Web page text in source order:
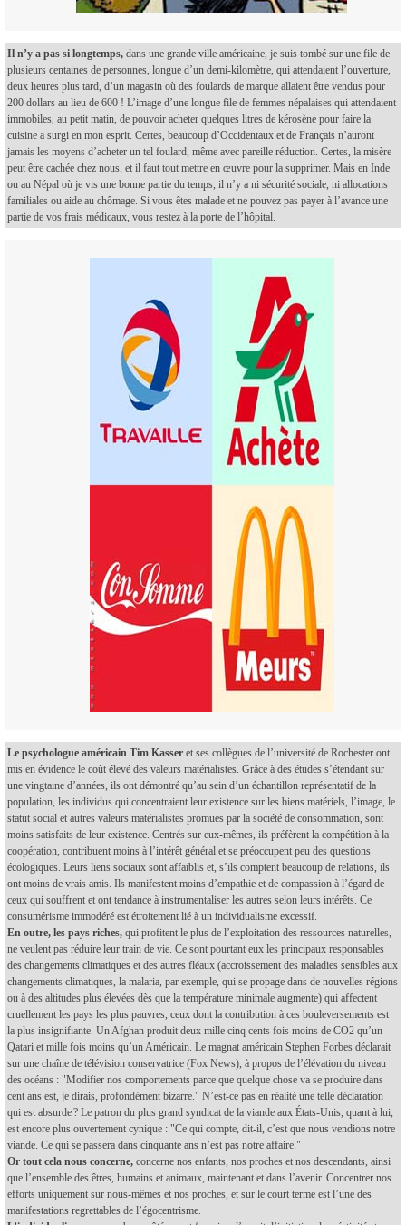
Il n’y a pas si longtemps, dans une grande ville américaine, je suis tombé sur une file de
plusieurs centaines de personnes, longue d’un demi-kilomètre, qui attendaient l’ouverture,
deux heures plus tard, d’un magasin où des foulards de marque allaient être vendus pour
200 dollars au lieu de 600 ! L’image d’une longue file de femmes népalaises qui attendaient
immobiles, au petit matin, de pouvoir acheter quelques litres de kérosène pour faire la
cuisine a surgi en mon esprit. Certes, beaucoup d’Occidentaux et de Français n’auront
jamais les moyens d’acheter un tel foulard, même avec pareille réduction. Certes, la misère
peut être cachée chez nous, et il faut tout mettre en œuvre pour la supprimer. Mais en Inde
ou au Népal où je vis une bonne partie du temps, il n’y a ni sécurité sociale, ni allocations
familiales ou aide au chômage. Si vous êtes malade et ne pouvez pas payer à l’avance une
partie de vos frais médicaux, vous restez à la porte de l’hôpital.
Le psychologue américain Tim Kasser et ses collègues de l’université de Rochester ont
mis en évidence le coût élevé des valeurs matérialistes. Grâce à des études s’étendant sur
une vingtaine d’années, ils ont démontré qu’au sein d’un échantillon représentatif de la
population, les individus qui concentraient leur existence sur les biens matériels, l’image, le
statut social et autres valeurs matérialistes promues par la société de consommation, sont
moins satisfaits de leur existence. Centrés sur eux-mêmes, ils préfèrent la compétition à la
coopération, contribuent moins à l’intérêt général et se préoccupent peu des questions
écologiques. Leurs liens sociaux sont affaiblis et, s’ils comptent beaucoup de relations, ils
ont moins de vrais amis. Ils manifestent moins d’empathie et de compassion à l’égard de
ceux qui souffrent et ont tendance à instrumentaliser les autres selon leurs intérêts. Ce
consumérisme immodéré est étroitement lié à un individualisme excessif.
En outre, les pays riches, qui profitent le plus de l’exploitation des ressources naturelles,
ne veulent pas réduire leur train de vie. Ce sont pourtant eux les principaux responsables
des changements climatiques et des autres fléaux (accroissement des maladies sensibles aux
changements climatiques, la malaria, par exemple, qui se propage dans de nouvelles régions
ou à des altitudes plus élevées dès que la température minimale augmente) qui affectent
cruellement les pays les plus pauvres, ceux dont la contribution à ces bouleversements est
la plus insignifiante. Un Afghan produit deux mille cinq cents fois moins de CO2 qu’un
Qatari et mille fois moins qu’un Américain. Le magnat américain Stephen Forbes déclarait
sur une chaîne de télévision conservatrice (Fox News), à propos de l’élévation du niveau
des océans : "Modifier nos comportements parce que quelque chose va se produire dans
cent ans est, je dirais, profondément bizarre." N’est-ce pas en réalité une telle déclaration
qui est absurde ? Le patron du plus grand syndicat de la viande aux États-Unis, quant à lui,
est encore plus ouvertement cynique : "Ce qui compte, dit-il, c’est que nous vendions notre
viande. Ce qui se passera dans cinquante ans n’est pas notre affaire."
Or tout cela nous concerne, concerne nos enfants, nos proches et nos descendants, ainsi
que l’ensemble des êtres, humains et animaux, maintenant et dans l’avenir. Concentrer nos
efforts uniquement sur nous-mêmes et nos proches, et sur le court terme est l’une des
manifestations regrettables de l’égocentrisme.